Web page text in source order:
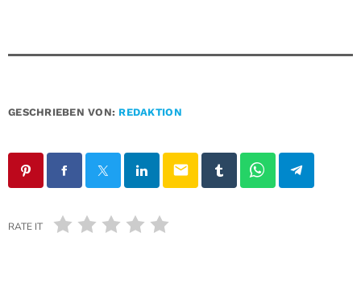
GESCHRIEBEN VON: REDAKTION
email
RATE IT